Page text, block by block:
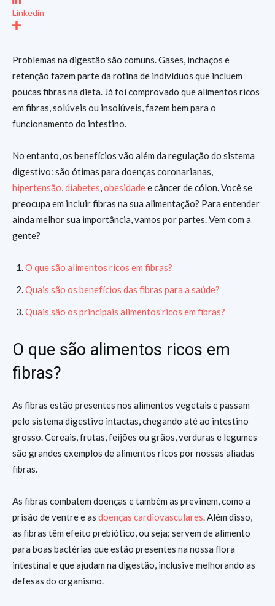
Linkedin
Problemas na digestão são comuns. Gases, inchaços e
retenção fazem parte da rotina de indivíduos que incluem
poucas fibras na dieta. Já foi comprovado que alimentos ricos
em fibras, solúveis ou insolúveis, fazem bem para o
funcionamento do intestino.
No entanto, os benefícios vão além da regulação do sistema
digestivo: são ótimas para doenças coronarianas,
hipertensão,diabetes,obesidadee câncer de cólon. Você se
preocupa em incluir fibras na sua alimentação? Para entender
ainda melhor sua importância, vamos por partes. Vem com a
gente?
O que são alimentos ricos em fibras?
Quais são os benefícios das fibras para a saúde?
Quais são os principais alimentos ricos em fibras?
O que são alimentos ricos em
fibras?
As fibras estão presentes nos alimentos vegetais e passam
pelo sistema digestivo intactas, chegando até ao intestino
grosso. Cereais, frutas, feijões ou grãos, verduras e legumes
são grandes exemplos de alimentos ricos por nossas aliadas
fibras.
As fibras combatem doenças e também as previnem, como a
prisão de ventre e as doenças cardiovasculares. Além disso,
as fibras têm efeito prebiótico, ou seja: servem de alimento
para boas bactérias que estão presentes na nossa flora
intestinal e que ajudam na digestão, inclusive melhorando as
defesas do organismo.